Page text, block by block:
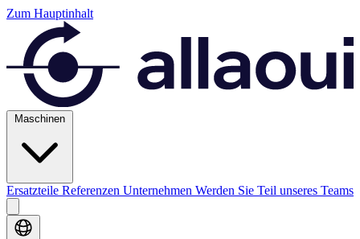
Zum Hauptinhalt
Maschinen
Ersatzteile Referenzen Unternehmen Werden Sie Teil unseres Teams